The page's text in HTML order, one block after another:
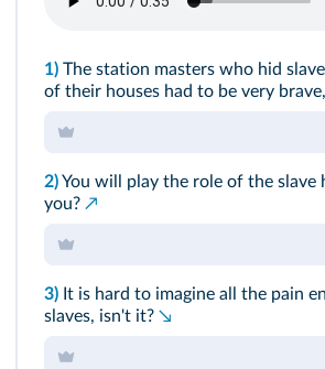
1) The station masters who hid
of their houses had to be very
2)You will play the role of the slave
you? ↗
3) It is hard to imagine all the pain
slaves, isn't it? ↘